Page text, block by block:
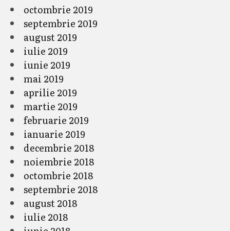
octombrie 2019
septembrie 2019
august 2019
iulie 2019
iunie 2019
mai 2019
aprilie 2019
martie 2019
februarie 2019
ianuarie 2019
decembrie 2018
noiembrie 2018
octombrie 2018
septembrie 2018
august 2018
iulie 2018